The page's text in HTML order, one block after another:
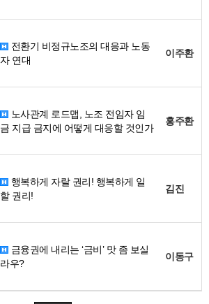
전환기 비정규노조의 대응과 노동
자 연대
이주환
노사관계 로드맵, 노조 전임자 임
금 지급 금지에 어떻게 대응할 것인가
홍주환
행복하게 자랄 권리! 행복하게 일
할 권리!
김진
금융권에 내리는 ‘금비’ 맛 좀 보실
라우?
이동구